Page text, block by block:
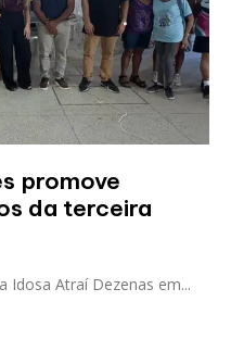
promove
da terceira
Idosa Atraí Dezenas em...